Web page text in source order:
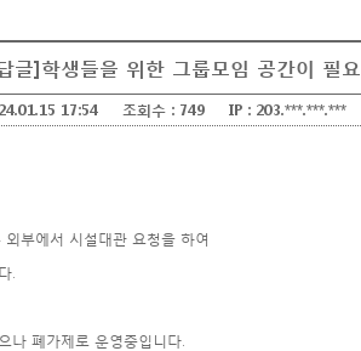
글]학생들을 위한 그룹모임 공간이 필
17:54 조회수 : 749 IP : 203.***.***.***
부에서 시설대관 요청을 하여
.
나 폐가제로 운영중입니다.